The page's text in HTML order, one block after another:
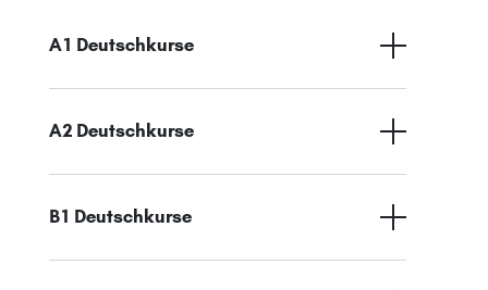
A1 Deutschkurse
A2 Deutschkurse
B1 Deutschkurse